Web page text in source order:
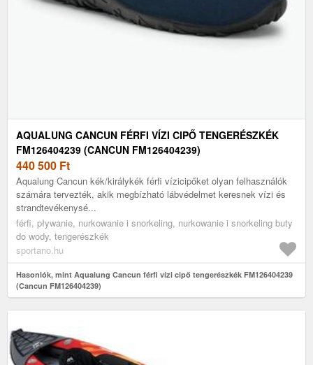
AQUALUNG CANCUN FÉRFI VÍZI CIPŐ TENGERÉSZKÉK
FM126404239 (CANCUN FM126404239)
440 500 Ft
Aqualung Cancun kék/királykék férfi vízicipőket olyan felhasználók
számára tervezték, akik megbízható lábvédelmet keresnek vízi és
strandtevékenysé...
férfi, pływanie, nurkowanie i snorkeling, nurkowanie i snorkeling buty
do wody, tengerészkék
sportano.hu
Hasonlók, mint Aqualung Cancun férfi vízi cipő tengerészkék FM126404239
(Cancun FM126404239)